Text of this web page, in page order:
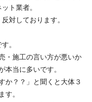
ト業者。
対しております。
。
・施工の言い方が悪いか
本当に多いです。
か？？」と聞くと大体３
す。